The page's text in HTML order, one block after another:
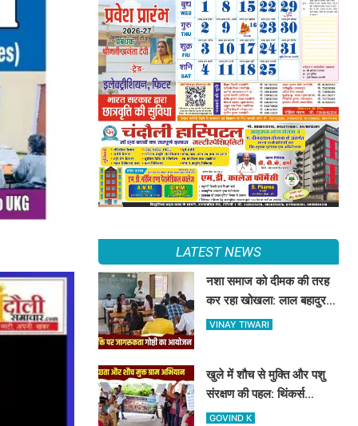
LATEST NEWS
नशा समाज को दीमक की तरह
कर रहा खोखला: लाल बहादुर
शास्त्री कॉलेज में नशामुक्ति
VINAY TIWARI
खुले में शौच से मुक्ति और पशु
संरक्षण की पहल: थिंकर्स
इवोल्यूशंस फाउंडेशन ने चंदौली
GOVIND K